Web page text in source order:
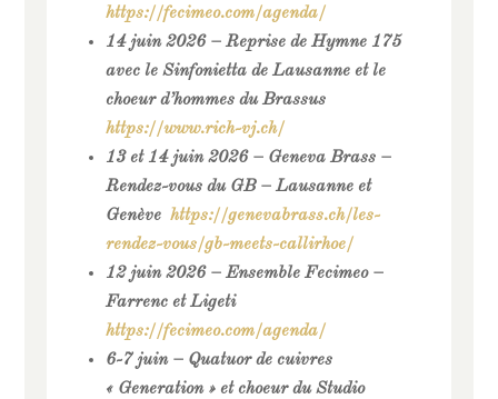
https://fecimeo.com/agenda/
14 juin 2026 – Reprise de Hymne 175
avec le Sinfonietta de Lausanne et le
choeur d’hommes du Brassus
https://www.rich-vj.ch/
13 et 14 juin 2026 – Geneva Brass –
Rendez-vous du GB – Lausanne et
Genève https://genevabrass.ch/les-
rendez-vous/gb-meets-callirhoe/
12 juin 2026 – Ensemble Fecimeo –
Farrenc et Ligeti
https://fecimeo.com/agenda/
6-7 juin – Quatuor de cuivres
« Generation » et choeur du Studio